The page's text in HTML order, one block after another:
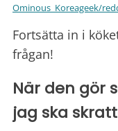
Ominous_Koreageek/
Fortsätta in i
frågan!
När den gör
jag ska